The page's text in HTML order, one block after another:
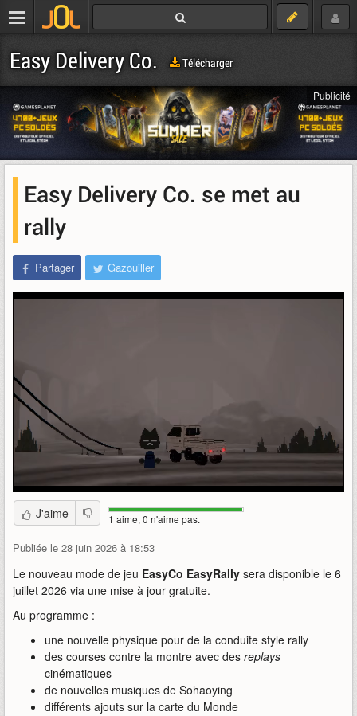
Easy Delivery Co. Télécharger
Publicité
Easy Delivery Co. se met au
rally
Partager Gazouiller
J'aime 1 aime, 0 n'aime pas.
Publiée le 28 juin 2026 à 18:53
Le nouveau mode de jeu EasyCo EasyRally sera disponible le 6
juillet 2026 via une mise à jour gratuite.
Au programme :
une nouvelle physique pour de la conduite style rally
des courses contre la montre avec des replays
cinématiques
de nouvelles musiques de Sohaoying
différents ajouts sur la carte du Monde